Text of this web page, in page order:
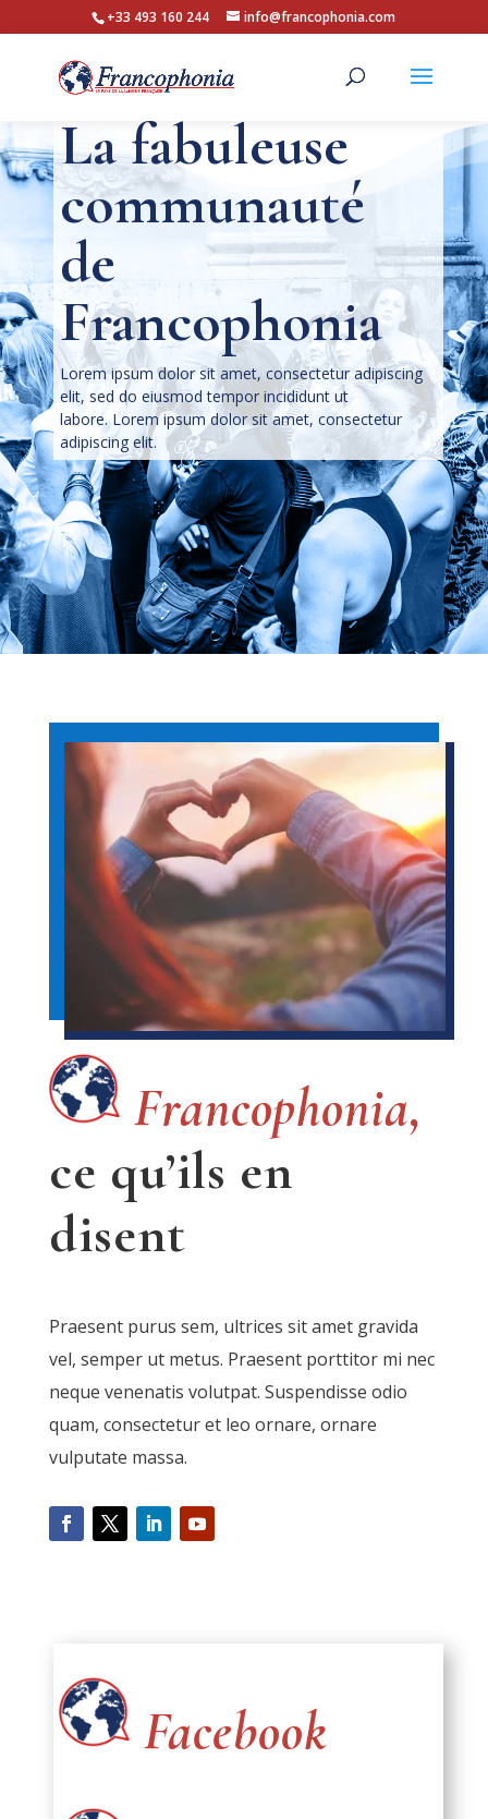
+33 493 160 244 info@francophonia.com
La fabuleuse
communauté
de
Francophonia
Lorem ipsum dolor sit amet, consectetur adipiscing
elit, sed do eiusmod tempor incididunt ut
labore. Lorem ipsum dolor sit amet, consectetur
adipiscing elit.
Francophonia,
ce qu’ils en
disent
Praesent purus sem, ultrices sit amet gravida
vel, semper ut metus. Praesent porttitor mi nec
neque venenatis volutpat. Suspendisse odio
quam, consectetur et leo ornare, ornare
vulputate massa.
Facebook